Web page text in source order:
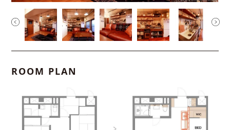
ROOM PLAN